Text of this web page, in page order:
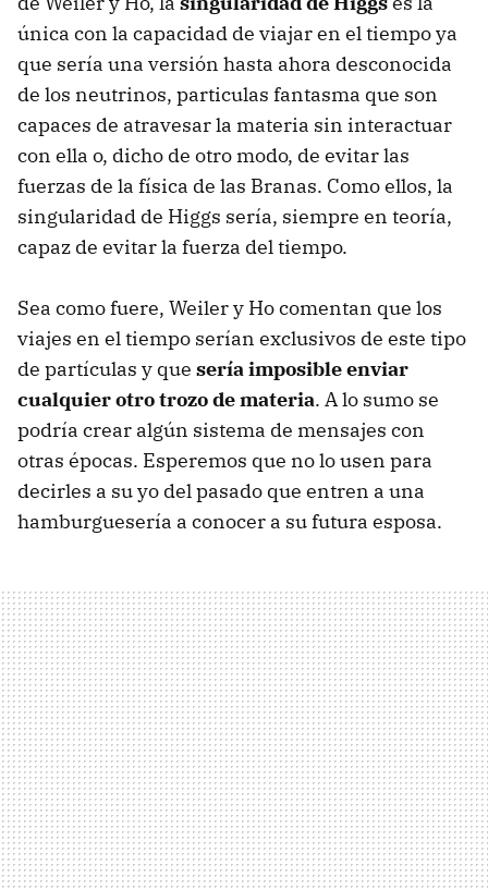
única con la capacidad de viajar en el tiempo ya
que sería una versión hasta ahora desconocida
de los neutrinos, particulas fantasma que son
capaces de atravesar la materia sin interactuar
con ella o, dicho de otro modo, de evitar las
fuerzas de la física de las Branas. Como ellos, la
singularidad de Higgs sería, siempre en teoría,
capaz de evitar la fuerza del tiempo.
Sea como fuere, Weiler y Ho comentan que los
viajes en el tiempo serían exclusivos de este tipo
de partículas y que sería imposible enviar
cualquier otro trozo de materia. A lo sumo se
podría crear algún sistema de mensajes con
otras épocas. Esperemos que no lo usen para
decirles a su yo del pasado que entren a una
hamburguesería a conocer a su futura esposa.